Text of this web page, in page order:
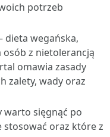
potrzeb
dieta wegańska,
z nietolerancją
omawia zasady
zalety, wady oraz
warto sięgnąć po
stosować oraz które z